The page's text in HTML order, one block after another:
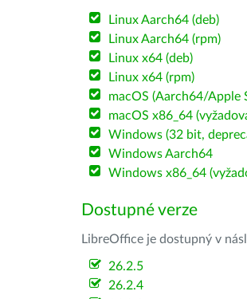
Linux Aarch64 (deb)
Linux Aarch64 (rpm)
Linux x64 (deb)
Linux x64 (rpm)
macOS (Aarch64/Apple
macOS x86_64
Windows (32 bit,
Windows Aarch64
Windows x86_64
Dostupné verze
LibreOffice je dostupný v
26.2.5
26.2.4